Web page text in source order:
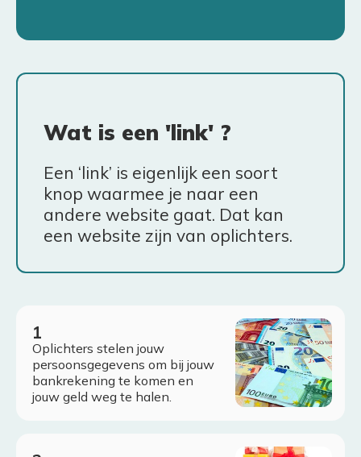
Wat is een 'link' ?
Een ‘link’ is eigenlijk een soort
knop waarmee je naar een
andere website gaat. Dat kan
een website zijn van oplichters.
Oplichters stelen jouw
persoonsgegevens om bij jouw
bankrekening te komen en
jouw geld weg te halen.